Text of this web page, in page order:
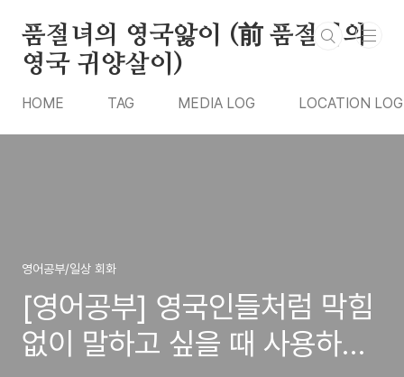
품절녀의 영국앓이 (前 품절녀의
영국 귀양살이)
HOME TAG MEDIA LOG LOCATION LOG
영어공부/일상 회화
[영어공부] 영국인들처럼 막힘
없이 말하고 싶을 때 사용하면